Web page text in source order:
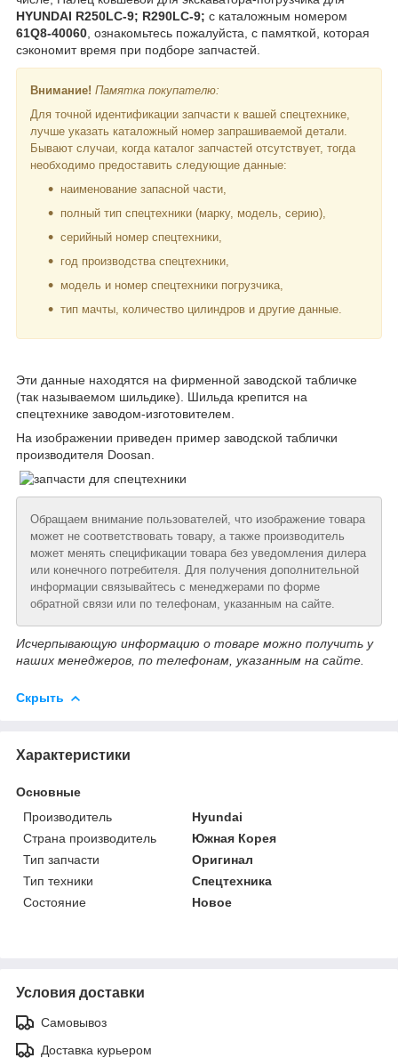
HYUNDAI R250LC-9; R290LC-9; с каталожным номером
61Q8-40060 , ознакомьтесь пожалуйста, с памяткой, которая
сэкономит время при подборе запчастей.
Внимание! Памятка покупателю:
Для точной идентификации запчасти к вашей спецтехнике,
лучше указать каталожный номер запрашиваемой детали.
Бывают случаи, когда каталог запчастей отсутствует, тогда
необходимо предоставить следующие данные:
наименование запасной части,
полный тип спецтехники (марку, модель, серию),
серийный номер спецтехники,
год производства спецтехники,
модель и номер спецтехники погрузчика,
тип мачты, количество цилиндров и другие данные.
Эти данные находятся на фирменной заводской табличке
(так называемом шильдике). Шильда крепится на
спецтехнике заводом-изготовителем.
На изображении приведен пример заводской таблички
производителя Doosan.
Обращаем внимание пользователей, что изображение товара
может не соответствовать товару, а также производитель
может менять спецификации товара без уведомления дилера
или конечного потребителя. Для получения дополнительной
информации связывайтесь с менеджерами по форме
обратной связи или по телефонам, указанным на сайте.
Исчерпывающую информацию о товаре можно получить у
наших менеджеров, по телефонам, указанным на сайте.
Скрыть
Характеристики
Основные
Производитель
Hyundai
Страна производитель
Южная Корея
Тип запчасти
Оригинал
Тип техники
Спецтехника
Состояние
Новое
Условия доставки
Самовывоз
Доставка курьером